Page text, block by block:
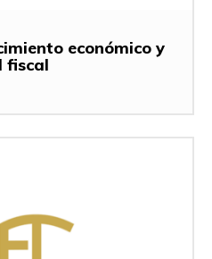
económico y
fiscal